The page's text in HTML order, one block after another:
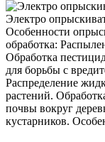
Электро
Особенности
обработка:
Обработка
для борьбы с
Распределение
растений.
почвы вокруг
кустарников.